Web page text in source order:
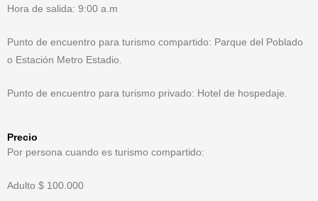
Hora de salida: 9:00 a.m
Punto de encuentro para turismo compartido: Parque del Poblado
o Estación Metro Estadio.
Punto de encuentro para turismo privado: Hotel de hospedaje.
Precio
Por persona cuando es turismo compartido:
Adulto $ 100.000